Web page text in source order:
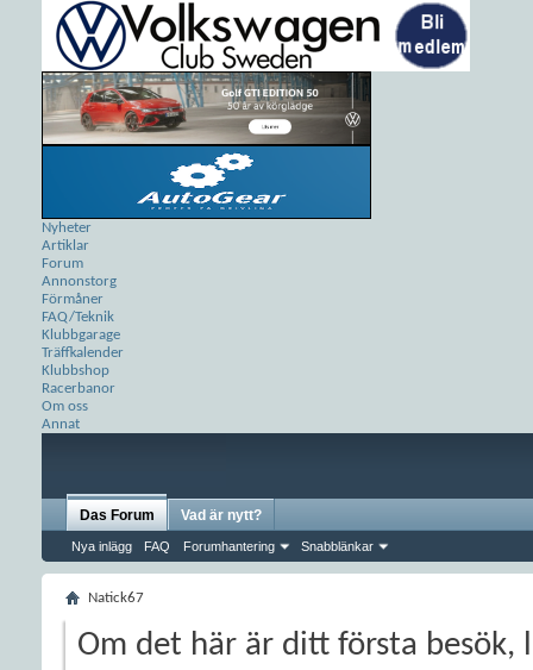
Nyheter
Artiklar
Forum
Annonstorg
Förmåner
FAQ/Teknik
Klubbgarage
Träffkalender
Klubbshop
Racerbanor
Om oss
Annat
Das Forum
Nya inlägg FAQ Forumhantering Snabblänkar
Vad är nytt?
Natick67
Om det här är ditt första besök,